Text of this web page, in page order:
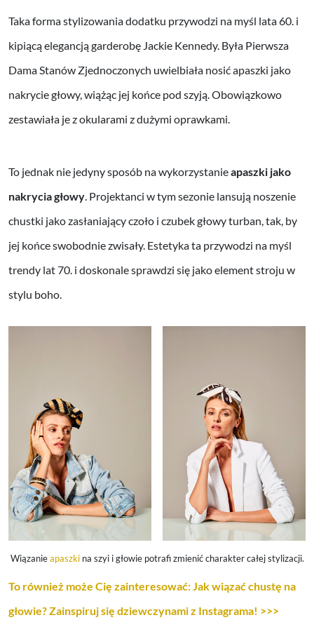
Taka forma stylizowania dodatku przywodzi na myśl lata 60. i
kipiącą elegancją garderobę Jackie Kennedy. Była Pierwsza
Dama Stanów Zjednoczonych uwielbiała nosić apaszki jako
nakrycie głowy, wiążąc jej końce pod szyją. Obowiązkowo
zestawiała je z okularami z dużymi oprawkami.
To jednak nie jedyny sposób na wykorzystanieapaszki jako
nakrycia głowy. Projektanci w tym sezonie lansują noszenie
chustki jako zasłaniający czoło i czubek głowy turban, tak, by
jej końce swobodnie zwisały. Estetyka ta przywodzi na myśl
trendy lat 70. i doskonale sprawdzi się jako element stroju w
stylu boho.
Wiązanieapaszkina szyi i głowie potrafi zmienić charakter całej stylizacji.
To również może Cię zainteresować: Jak wiązać chustę na
głowie? Zainspiruj się dziewczynami z Instagrama! >>>